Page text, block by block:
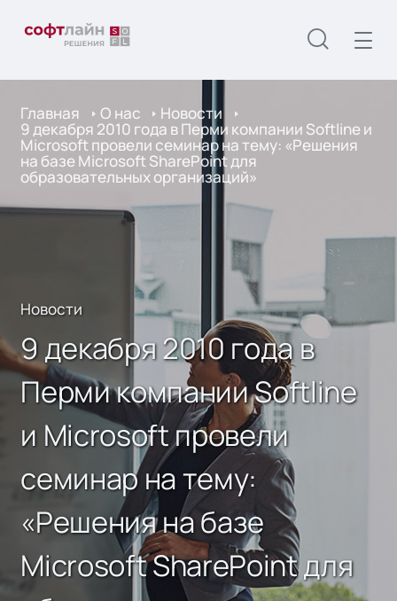
Главная О нас Новости
9 декабря 2010 года в Перми компании Softline и
Microsoft провели семинар на тему: «Решения
на базе Microsoft SharePoint для
образовательных организаций»
Новости
9 декабря 2010 года в
Перми компании Softline
и Microsoft провели
семинар на тему:
«Решения на базе
Microsoft SharePoint для